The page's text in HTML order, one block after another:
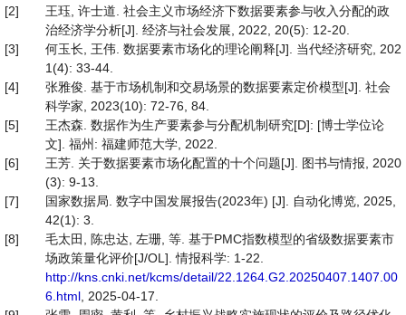
[2]
王珏, 许士道. 社会主义市场经济下数据要素参与收入分配的政
治经济学分析[J]. 经济与社会发展, 2022, 20(5): 12-20.
[3]
何玉长, 王伟. 数据要素市场化的理论阐释[J]. 当代经济研究, 202
1(4): 33-44.
[4]
张雅俊. 基于市场机制和交易场景的数据要素定价模型[J]. 社会
科学家, 2023(10): 72-76, 84.
[5]
王杰森. 数据作为生产要素参与分配机制研究[D]: [博士学位论
文]. 福州: 福建师范大学, 2022.
[6]
王芳. 关于数据要素市场化配置的十个问题[J]. 图书与情报, 2020
(3): 9-13.
[7]
国家数据局. 数字中国发展报告(2023年) [J]. 自动化博览, 2025,
42(1): 3.
[8]
毛太田, 陈忠达, 左珊, 等. 基于PMC指数模型的省级数据要素市
场政策量化评价[J/OL]. 情报科学: 1-22.
http://kns.cnki.net/kcms/detail/22.1264.G2.20250407.1407.00
6.html , 2025-04-17.